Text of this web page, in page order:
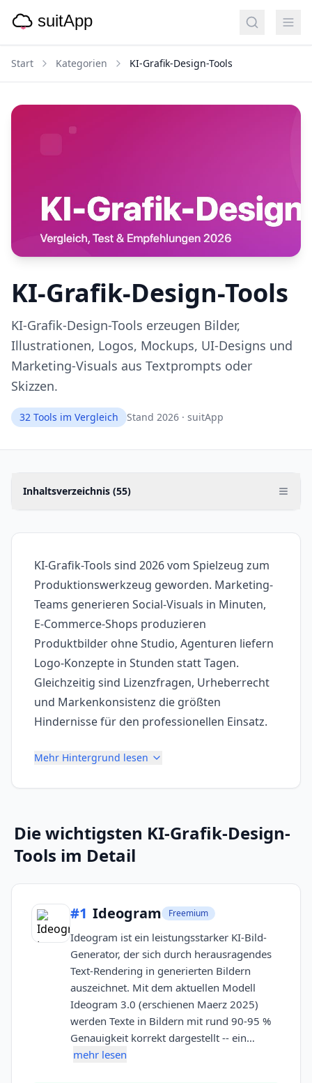
Start Kategorien KI-Grafik-Design-Tools
KI-Grafik-Design-Tools
KI-Grafik-Design-Tools erzeugen Bilder,
Illustrationen, Logos, Mockups, UI-Designs und
Marketing-Visuals aus Textprompts oder
Skizzen.
32 Tools im Vergleich Stand 2026 · suitApp
Inhaltsverzeichnis (55)
KI-Grafik-Tools sind 2026 vom Spielzeug zum
Produktionswerkzeug geworden. Marketing-
Teams generieren Social-Visuals in Minuten,
E-Commerce-Shops produzieren
Produktbilder ohne Studio, Agenturen liefern
Logo-Konzepte in Stunden statt Tagen.
Gleichzeitig sind Lizenzfragen, Urheberrecht
und Markenkonsistenz die größten
Hindernisse für den professionellen Einsatz.
Mehr Hintergrund lesen
Die wichtigsten KI-Grafik-Design-
Tools im Detail
#1 Ideogram Freemium
Ideogram ist ein leistungsstarker KI-Bild-
Generator, der sich durch herausragendes
Text-Rendering in generierten Bildern
auszeichnet. Mit dem aktuellen Modell
Ideogram 3.0 (erschienen Maerz 2025)
werden Texte in Bildern mit rund 90-95 %
Genauigkeit korrekt dargestellt -- ein…
mehr lesen